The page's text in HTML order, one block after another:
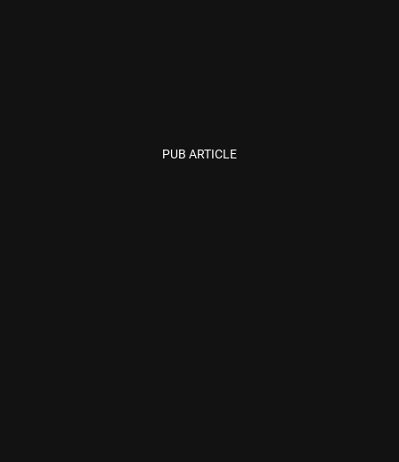
PUB ARTICLE